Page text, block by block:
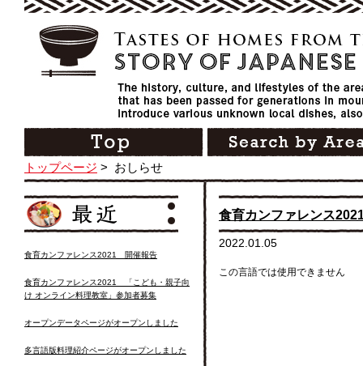
トップページ > おしらせ
食育カンファレンス
2022.01.05
この言語では使用できません
食育カンファレンス2021 開催報告
食育カンファレンス2021 「こども・親子向
け オンライン料理教室」参加者募集
オープンデータページがオープンしました
多言語版料理紹介ページがオープンしました